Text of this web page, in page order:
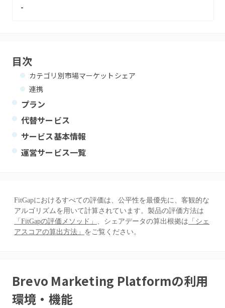
-
目次
カテゴリ別市場マーケットシェア
連携
プラン
代替サービス
サービス基本情報
運営サービス一覧
FitGapにおけるすべての評価は、公平性を最優先に、客観的な
アルゴリズムを用いて計算されています。製品の評価方法は
「FitGapの評価メソッド」 、シェアデータの算出根拠は 「シェ
アスコアの算出方法」 をご覧ください。
Brevo Marketing Platformの利用
環境・機能